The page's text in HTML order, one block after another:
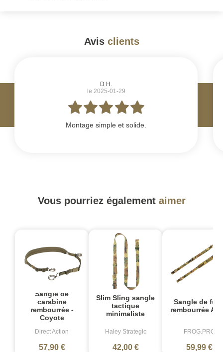
Avis clients
D H.
le 2025-01-29
Montage simple et solide.
Vous pourriez également aimer
Sangle de
carabine
rembourrée -
Coyote
Direct Action
57,90 €
Slim Sling sangle
tactique
minimaliste
Haley Strategic
42,00 €
Sangle de
rembourrée
FROG.PRO
59,99 €